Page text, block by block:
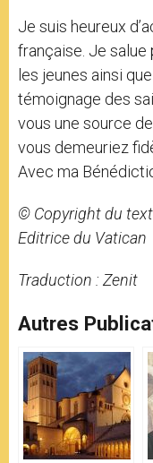
Je suis heureux
française. Je
les jeunes ainsi
témoignage des
vous une source
vous demeuriez
Avec ma
© Copyright du
Editrice du Vatican
Traduction : Zenit
Autres